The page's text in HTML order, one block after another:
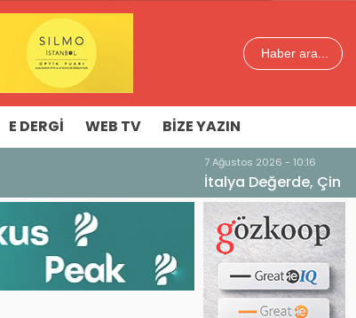
Haber ara...
E DERGI WEB TV BIZE YAZIN